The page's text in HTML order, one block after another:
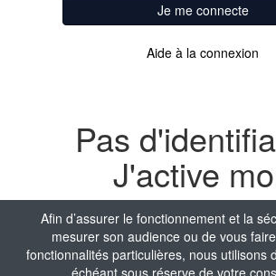
Afin d’assurer le fonctionnement et la
mesurer son audience ou de vous
fonctionnalités particulières, nous utilisons
échéant sous réserve de votre
Je me connecte
Aide à la connexion
Pas
J'active
compte
Nom